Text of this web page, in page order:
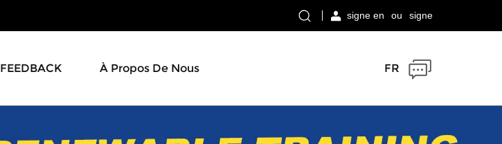
signe en ou signe
FEEDBACK À Propos De Nous FR